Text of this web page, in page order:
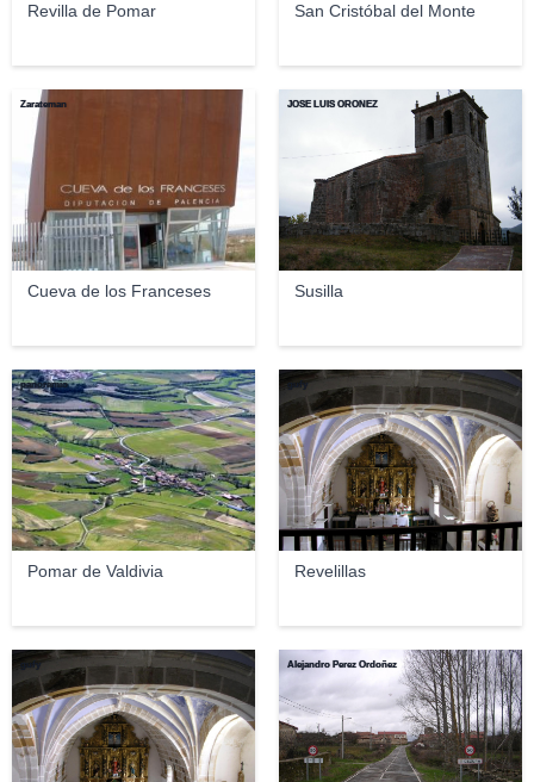
Revilla de Pomar San Cristóbal del Monte
Cueva de los Franceses
Zarateman
Susilla
JOSE LUIS OROÑEZ
Pomar de Valdivia
panoramio
Revelillas
gufy
gufy Alejandro Perez Ordoñez